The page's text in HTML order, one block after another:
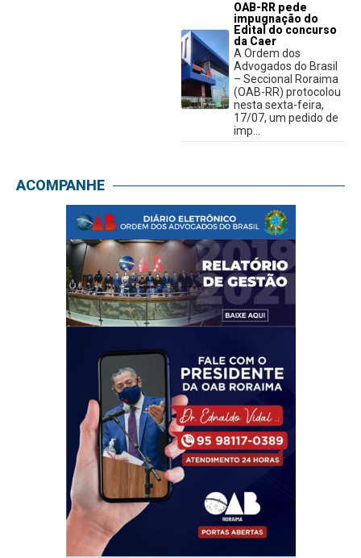
OAB-RR pede
impugnação do
Edital do concurso
da Caer
A Ordem dos
Advogados do Brasil
– Seccional Roraima
(OAB-RR) protocolou
nesta sexta-feira,
17/07, um pedido de
imp...
ACOMPANHE